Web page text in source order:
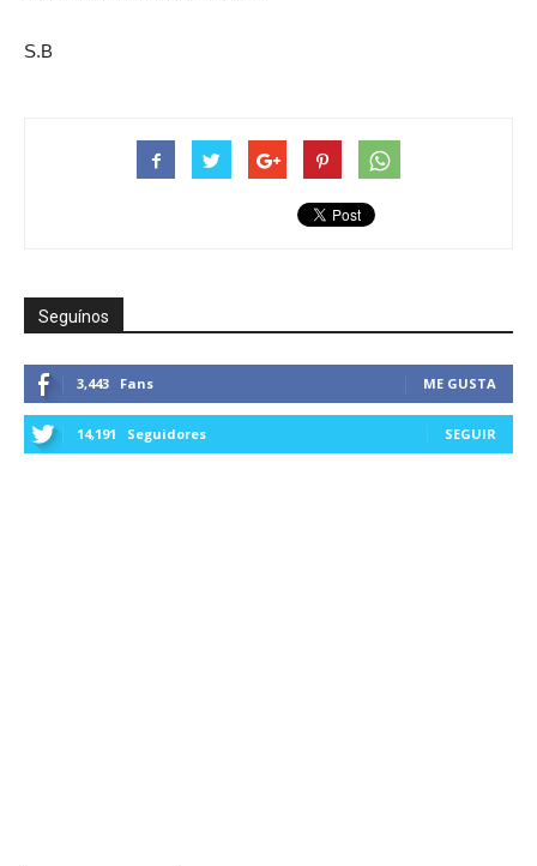
S.B
Seguínos
3,443 Fans ME GUSTA
14,191 Seguidores SEGUIR